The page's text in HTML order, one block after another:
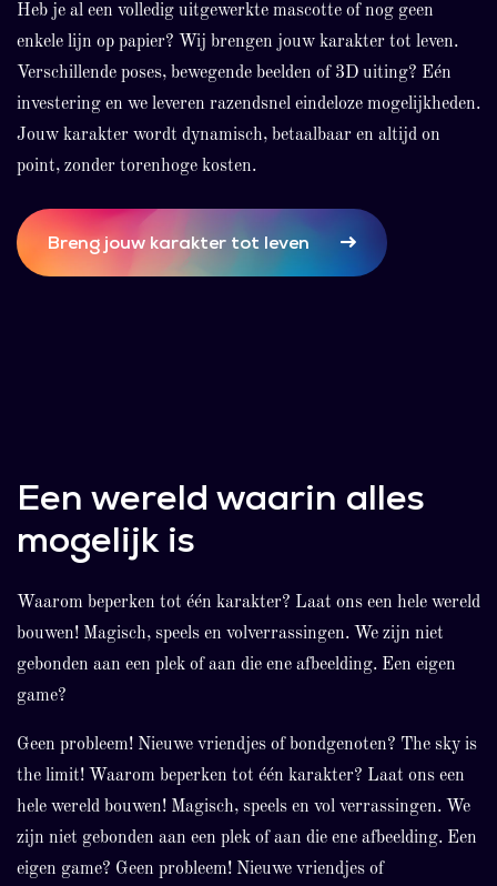
Nog geen
mascotte?
mogelijkheden
Nieuw
Nog geen
mogelijkheden
Heb je al een volledig uitgewerkte mascotte of nog geen
enkele lijn op papier? Wij brengen jouw karakter tot leven.
Verschillende poses, bewegende beelden of 3D uiting? Eén
investering en we leveren razendsnel eindeloze mogelijkheden.
Jouw karakter wordt dynamisch, betaalbaar en altijd on
point, zonder torenhoge kosten.
Breng jouw karakter tot leven
Een wereld waarin alles
mogelijk is
Waarom beperken tot één karakter? Laat ons een hele wereld
bouwen! Magisch, speels en volverrassingen. We zijn niet
gebonden aan een plek of aan die ene afbeelding. Een eigen
game?
Geen probleem! Nieuwe vriendjes of bondgenoten? The sky is
the limit! Waarom beperken tot één karakter? Laat ons een
hele wereld bouwen! Magisch, speels en vol verrassingen. We
zijn niet gebonden aan een plek of aan die ene afbeelding. Een
eigen game? Geen probleem! Nieuwe vriendjes of